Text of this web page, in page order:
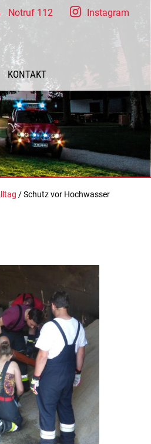
KONTAKT
/ Schutz vor Hochwasser
Notruf 112 Instagram